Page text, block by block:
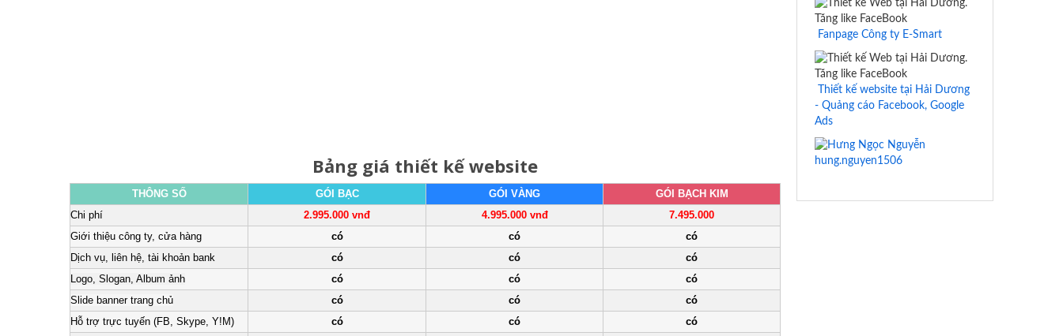
Bảng giá thiết kế website
THÔNG SỐ GÓI BẠC GÓI VÀNG
GÓI BẠCH KIM
Chi phí
2.995.000 vnđ 4.995.000 vnđ
7.495.000
Giới thiệu công ty, cửa hàng
có có
có
Dịch vụ, liên hệ, tài khoản bank
có có
có
Logo, Slogan, Album ảnh
có có
có
Slide banner trang chủ
có có
có
Hỗ trợ trực tuyến (FB, Skype, Y!M)
có có
có
Fanpage Công ty E-Smart
Thiết kế website tại Hải Dương
- Quảng cáo Facebook, Google
Ads
hung.nguyen1506